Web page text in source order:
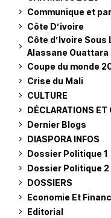
Communique et
Côte D’ivoire
Côte d’Ivoire
Alassane Ouattara
Coupe du monde
Crise du Mali
CULTURE
DÉCLARATIONS ET
Dernier Blogs
DIASPORA INFOS
Dossier Politique 1
Dossier Politique 2
DOSSIERS
Economie Et
Editorial